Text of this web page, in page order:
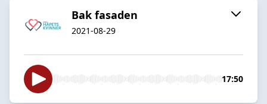
Bak fasaden
2021-08-29
17:50